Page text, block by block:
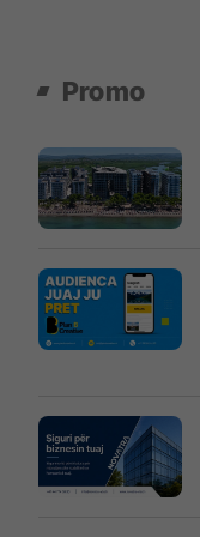
Promo